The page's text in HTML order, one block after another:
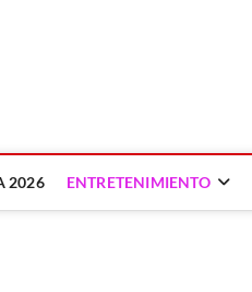
2026 ENTRETENIMIENTO